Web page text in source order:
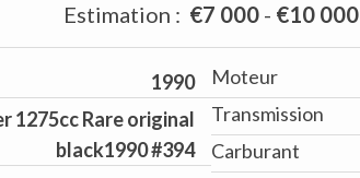
Estimation : €7 000 - €10 000
1990
1275cc Rare original
black1990 #394
Moteur
Transmission
Carburant